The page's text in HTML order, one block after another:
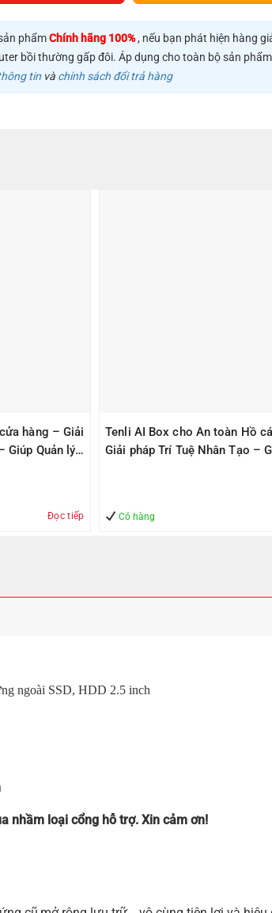
SSD SanDisk Ultra 3D, BX500 / MX500 / MX300…
hỗ trợ ổ cứng SATA 3.5inch và ổ đĩa IDE
phẩmChính hãng 100%, nếu bạn phát hiện hàng
bồi thường gấp đôi. Áp dụng cho toàn bộ sản
tin và chính sách đổi trả hàng
hàng – Giải
Giúp Quản lý
Đọc tiếp
Tenli AI Box cho An toàn Hồ
Giải pháp Trí Tuệ Nhân Tạo –
Có hàng
ngoài SSD, HDD 2.5 inch
nhầm loại cổng hỗ trợ. Xin cảm ơn!